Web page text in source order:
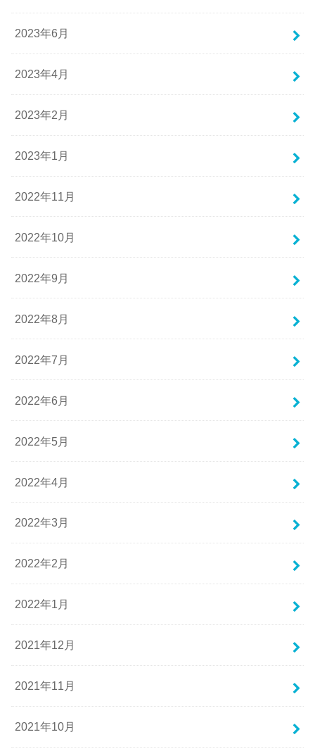
2023年6月
2023年4月
2023年2月
2023年1月
2022年11月
2022年10月
2022年9月
2022年8月
2022年7月
2022年6月
2022年5月
2022年4月
2022年3月
2022年2月
2022年1月
2021年12月
2021年11月
2021年10月